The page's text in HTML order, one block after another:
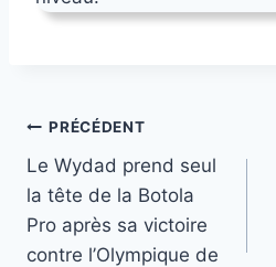
Navigation
de
l’article
PRÉCÉDENT
Le Wydad prend seul
la tête de la Botola
Pro après sa victoire
contre l’Olympique de